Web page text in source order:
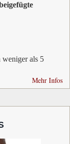
als 5
Mehr Infos